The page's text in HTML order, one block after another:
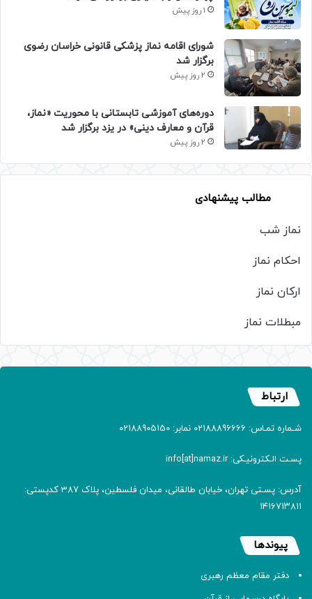
1 روز پیش
شورای اقامه نماز پزشکی قانونی خراسان رضوی
برگزار شد
2 روز پیش
دوره‌های آموزشی تابستانی با محوریت «نماز،
قرآن و معارف دینی» در یزد برگزار شد
2 روز پیش
مطالب پیشنهادی
نماز شب
احکام نماز
ارکان نماز
مبطلات نماز
ارتباط
شـماره تمـاس: 02188896666 نمابر: 02188905150
پسـت الـکترونیـکی: info[at]namaz.ir
آدرس: پسـتی تهران، خیابان طالقانی، میدان فلسطین، پلاک 387 کدپستی:
۱۴۱۶۷۱۳۸۱۱
پیوندها
دفتر مقام معظم رهبری